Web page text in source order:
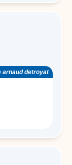
arnaud detroyat